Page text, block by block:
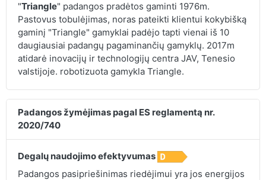
"Triangle" padangos pradėtos gaminti 1976m.
Pastovus tobulėjimas, noras pateikti klientui kokybišką
gaminį "Triangle" gamyklai padėjo tapti vienai iš 10
daugiausiai padangų pagaminančių gamyklų. 2017m
atidarė inovacijų ir technologijų centra JAV, Tenesio
valstijoje. robotizuota gamykla Triangle.
Padangos žymėjimas pagal ES reglamentą nr.
2020/740
Degalų naudojimo efektyvumas
Padangos pasipriešinimas riedėjimui yra jos energijos